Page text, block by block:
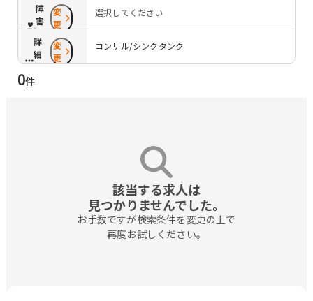
障
害
配
慮
変
更
選択してください
詳
細
条
件
変
更
コンサル/シンクタンク
0件
該当する求人は
見つかりませんでした。
お手数ですが検索条件を変更の上で
再度お試しください。